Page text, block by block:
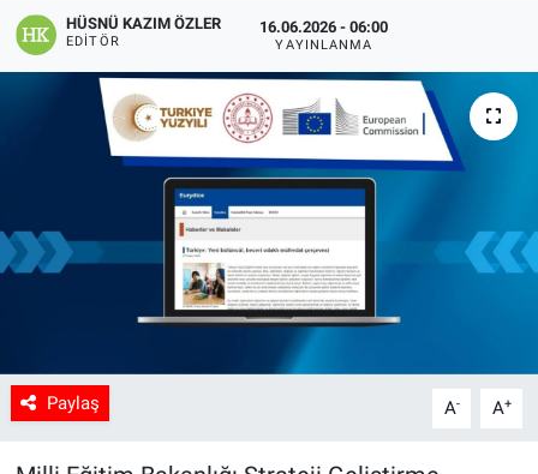
HÜSNÜ KAZIM ÖZLER
EDITÖR
16.06.2026 - 06:00
YAYINLANMA
Paylaş A- A+
Uşak Haberleri